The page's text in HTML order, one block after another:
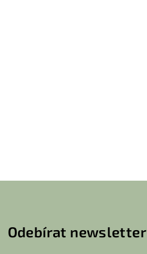
Odebírat newsletter